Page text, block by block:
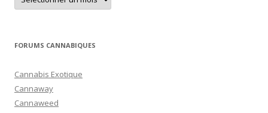
FORUMS CANNABIQUES
Cannabis Exotique
Cannaway
Cannaweed